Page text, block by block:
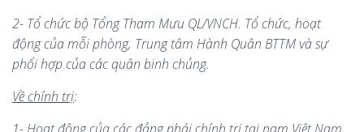
2- Tổ chức bộ Tổng Tham Mưu QL/VNCH. Tổ chức, hoạt
động của mỗi phòng, Trung tâm Hành Quân BTTM và sự
phối hợp của các quân binh chủng.
Về chính trị: